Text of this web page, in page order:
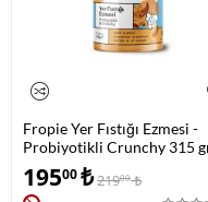
Fropie Yer Fıstığı Ezmesi -
Probiyotikli Crunchy 315
19500₺21900 ₺